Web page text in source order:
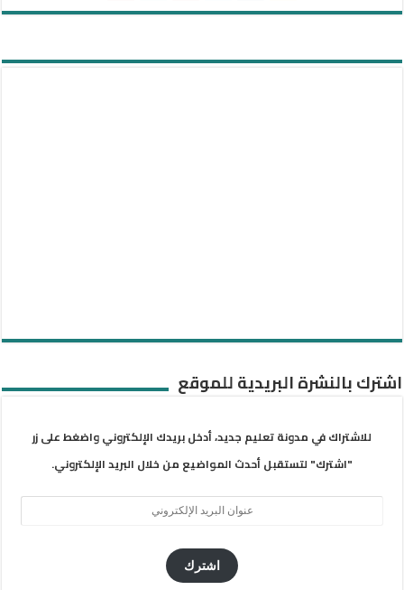
اشترك بالنشرة البريدية للموقع
للاشتراك في مدونة تعليم جديد، أدخل بريدك الإلكتروني واضغط على زر
"اشترك" لتستقبل أحدث المواضيع من خلال البريد الإلكتروني.
اشترك